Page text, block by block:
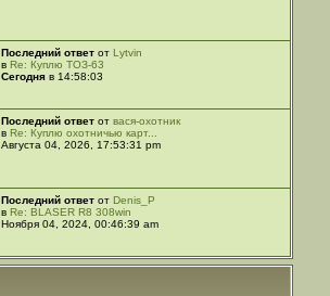
Последний ответот Lytvin
в Re: Куплю ТОЗ-63
Сегодняв 14:58:03
Последний ответот вася-охотник
в Re: Куплю охотничью карт...
Августа 04, 2026, 17:53:31 pm
Последний ответот Denis_P
в Re: BLASER R8 308win
Ноября 04, 2024, 00:46:39 am